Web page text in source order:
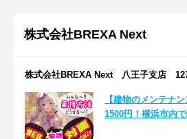
株式会社BREXA Next
株式会社BREXA Next 八王子支店
【建物のメンテナ
1500円！横浜市内で